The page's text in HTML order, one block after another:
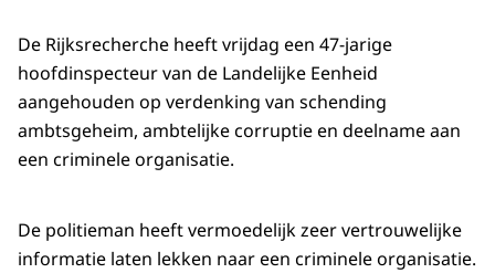
De Rijksrecherche heeft vrijdag een 47-jarige
hoofdinspecteur van de Landelijke Eenheid
aangehouden op verdenking van schending
ambtsgeheim, ambtelijke corruptie en deelname aan
een criminele organisatie.
De politieman heeft vermoedelijk zeer vertrouwelijke
informatie laten lekken naar een criminele organisatie.